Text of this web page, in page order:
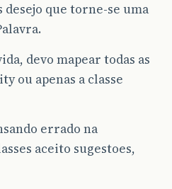
desejo que torne-se uma
devo mapear todas as
ou apenas a classe
errado na
aceito sugestoes,